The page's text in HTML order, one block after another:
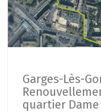
Garges-Lès-
quartier